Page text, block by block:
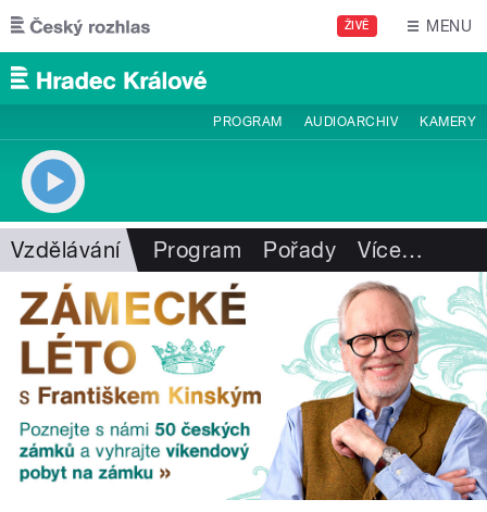
Přejít k hlavnímu obsahu
ŽIVĚ MENU
PROGRAM AUDIOARCHIV KAMERY
Vzdělávání Program Pořady Více…